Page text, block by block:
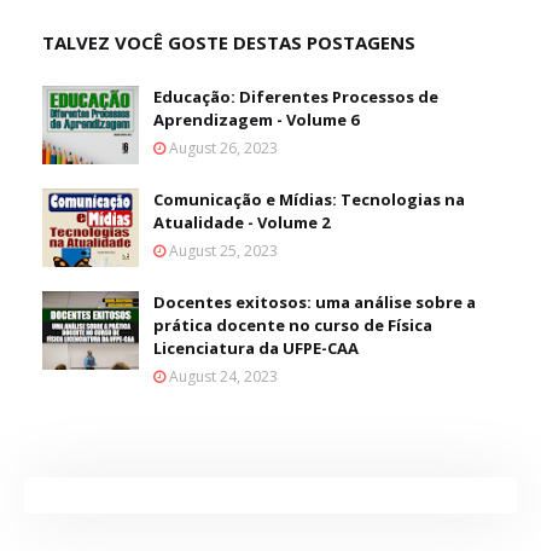
TALVEZ VOCÊ GOSTE DESTAS POSTAGENS
Educação: Diferentes Processos de
Aprendizagem - Volume 6
August 26, 2023
Comunicação e Mídias: Tecnologias na
Atualidade - Volume 2
August 25, 2023
Docentes exitosos: uma análise sobre a
prática docente no curso de Física
Licenciatura da UFPE-CAA
August 24, 2023